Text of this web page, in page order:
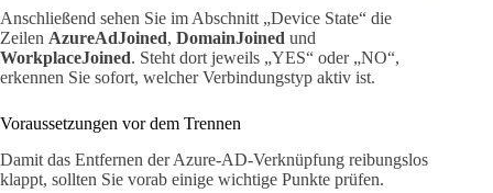
Anschließend sehen Sie im Abschnitt „Device State“ die
Zeilen AzureAdJoined, DomainJoined und
WorkplaceJoined. Steht dort jeweils „YES“ oder „NO“,
erkennen Sie sofort, welcher Verbindungstyp aktiv ist.
Voraussetzungen vor dem Trennen
Damit das Entfernen der Azure-AD-Verknüpfung reibungslos
klappt, sollten Sie vorab einige wichtige Punkte prüfen.